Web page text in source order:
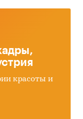
красоты и